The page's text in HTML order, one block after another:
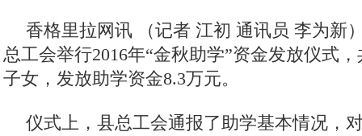
香格里拉网讯 （记者 江初 通讯员 李为新
总工会举行2016年“金秋助学”资金发放仪式
子女，发放助学资金8.3万元。
仪式上，县总工会通报了助学基本情况，